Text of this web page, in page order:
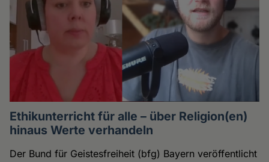
Ethikunterricht für alle – über Religion(en)
hinaus Werte verhandeln
Der Bund für Geistesfreiheit (bfg) Bayern veröffentlicht